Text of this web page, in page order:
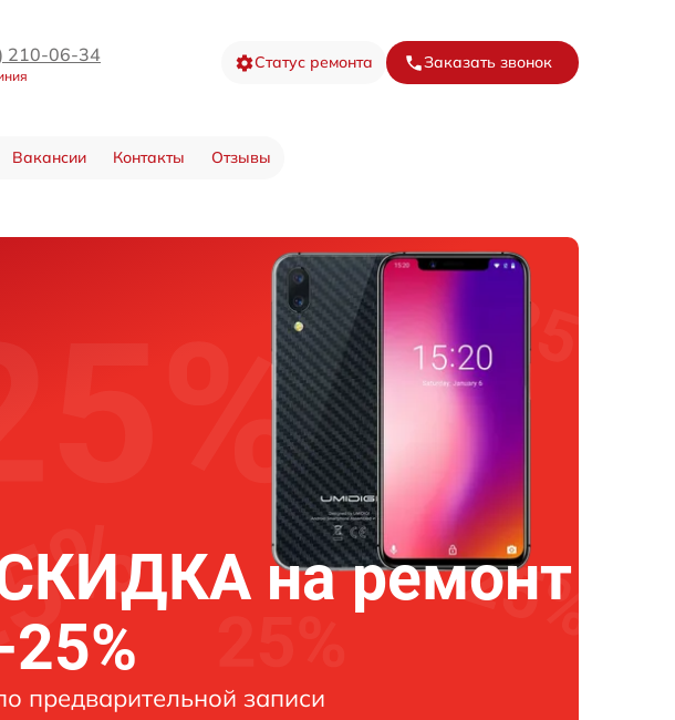
210-06-34 Статус ремонта Заказать звонок
Вакансии Контакты Отзывы
на ремонт
25%
предварительной записи